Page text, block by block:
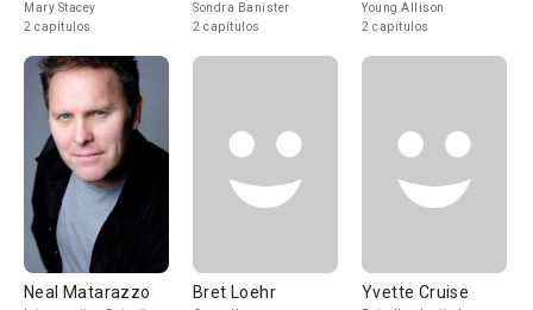
Mary Stacey
2 capítulos
Sondra Banister
2 capítulos
Young Allison
2 capítulos
Neal Matarazzo Bret Loehr Yvette Cruise